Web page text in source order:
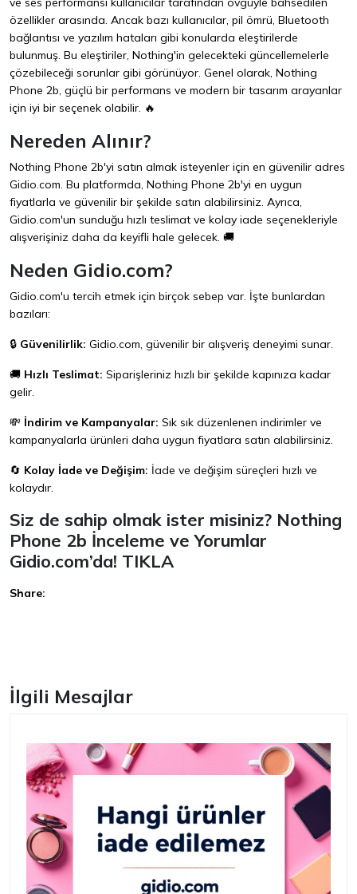
özellikler arasında. Ancak bazı kullanıcılar, pil ömrü, Bluetooth
bağlantısı ve yazılım hataları gibi konularda eleştirilerde
bulunmuş. Bu eleştiriler, Nothing'in gelecekteki güncellemelerle
çözebileceği sorunlar gibi görünüyor. Genel olarak, Nothing
Phone 2b, güçlü bir performans ve modern bir tasarım arayanlar
için iyi bir seçenek olabilir. 🔥
Nereden Alınır?
Nothing Phone 2b'yi satın almak isteyenler için en güvenilir adres
Gidio.com. Bu platformda, Nothing Phone 2b'yi en uygun
fiyatlarla ve güvenilir bir şekilde satın alabilirsiniz. Ayrıca,
Gidio.com'un sunduğu hızlı teslimat ve kolay iade seçenekleriyle
alışverişiniz daha da keyifli hale gelecek. 🚚
Neden Gidio.com?
Gidio.com'u tercih etmek için birçok sebep var. İşte bunlardan
bazıları:
🔒 Güvenilirlik: Gidio.com, güvenilir bir alışveriş deneyimi sunar.
🚚 Hızlı Teslimat: Siparişleriniz hızlı bir şekilde kapınıza kadar
gelir.
💸 İndirim ve Kampanyalar: Sık sık düzenlenen indirimler ve
kampanyalarla ürünleri daha uygun fiyatlara satın alabilirsiniz.
🔄 Kolay İade ve Değişim: İade ve değişim süreçleri hızlı ve
kolaydır.
Siz de sahip olmak ister misiniz? Nothing
Phone 2b İnceleme ve Yorumlar
Gidio.com’da! TIKLA
Share:
İlgili Mesajlar